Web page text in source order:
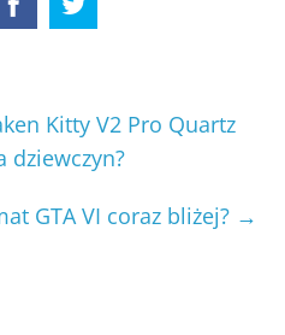
Kitty V2 Pro Quartz
dziewczyn?
GTA VI coraz bliżej? →